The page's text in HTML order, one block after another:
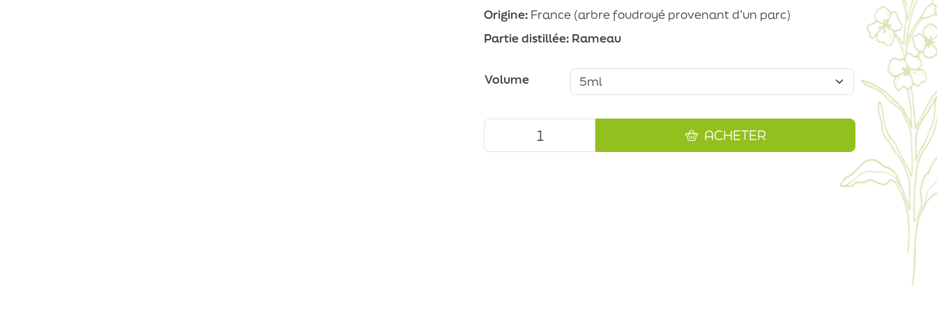
Origine: France (arbre foudroyé provenant d’un parc)
Partie distillée: Rameau
Volume
ACHETER